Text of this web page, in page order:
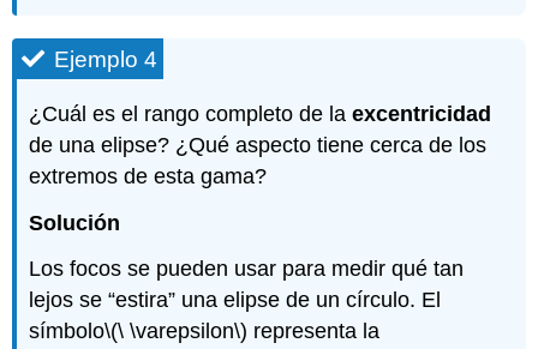
Ejemplo 4
¿Cuál es el rango completo de laexcentricidad
de una elipse? ¿Qué aspecto tiene cerca de los
extremos de esta gama?
Solución
Los focos se pueden usar para medir qué tan
lejos se “estira” una elipse de un círculo. El
símbolo\(\ \varepsilon\) representa la